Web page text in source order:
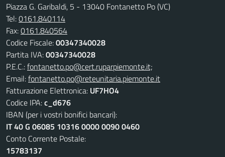
Piazza G. Garibaldi, 5 - 13040 Fontanetto Po (VC)
Tel:0161.840114
Fax:0161.840564
Codice Fiscale:00347340028
Partita IVA:00347340028
P.E.C.:fontanetto.po@cert.ruparpiemonte.it;
Email:fontanetto.po@reteunitaria.piemonte.it
Fatturazione Elettronica: UF7HO4
Codice IPA:c_d676
IBAN (per i vostri bonifici bancari):
IT 40 G 06085 10316 0000 0090 0460
Conto Corrente Postale:
15783137